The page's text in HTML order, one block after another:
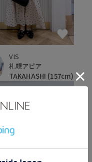
VIS
札幌アピア
TAKAHASHI (157cm)